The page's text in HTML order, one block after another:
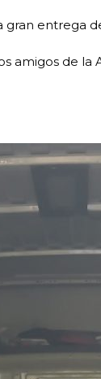
entrega
amigos de la